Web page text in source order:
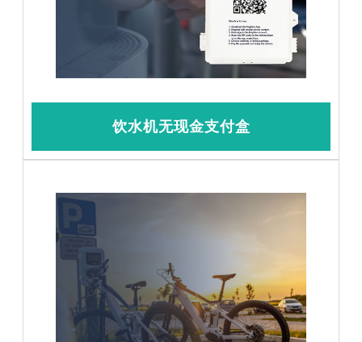
饮水机无现金支付盒